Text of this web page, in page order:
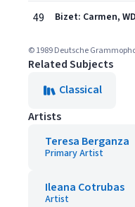
49
© 1989 Deutsche
Related Subjects
Classical
Artists
Teresa Berganza
Primary Artist
Ileana Cotrubas
Artist